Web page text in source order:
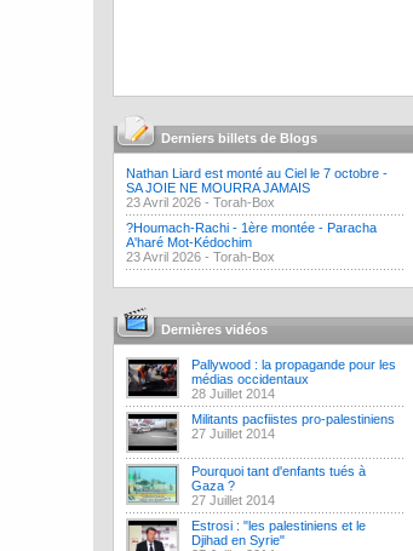
Derniers billets de Blogs
Nathan Liard est monté au Ciel le 7 octobre -
SA JOIE NE MOURRA JAMAIS
23 Avril 2026 - Torah-Box
?Houmach-Rachi - 1ère montée - Paracha
A'haré Mot-Kédochim
23 Avril 2026 - Torah-Box
Dernières vidéos
Pallywood : la propagande pour les
médias occidentaux
28 Juillet 2014
Militants pacfiistes pro-palestiniens
27 Juillet 2014
Pourquoi tant d'enfants tués à
Gaza ?
27 Juillet 2014
Estrosi : "les palestiniens et le
Djihad en Syrie"